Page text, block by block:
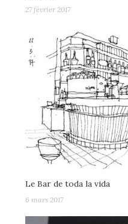
27 février 2017
Le Bar de toda la vida
6 mars 2017